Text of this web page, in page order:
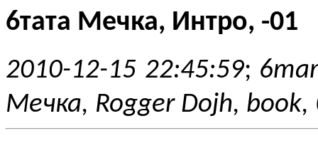
6тата Мечка, Интро, -01
2010-12-15 22:45:59;
Мечка, Rogger Dojh, book,